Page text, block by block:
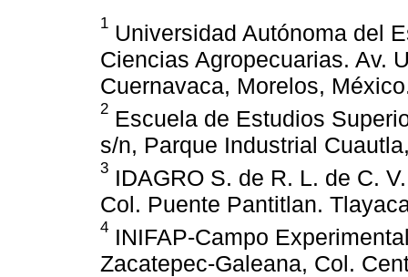
1 Universidad Autónoma del
Ciencias Agropecuarias. Av.
Cuernavaca, Morelos,
2 Escuela de Estudios
s/n, Parque Industrial
3 IDAGRO S. de R. L. de C.
Col. Puente Pantitlan.
4 INIFAP-Campo
Zacatepec-Galeana, Col.